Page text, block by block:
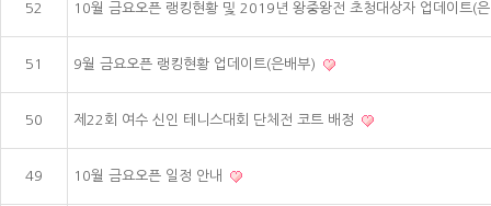
52 10월 금요오픈 랭킹현황 및 2019년 왕중왕전 초청대상자 업데이트(
51 9월 금요오픈 랭킹현황 업데이트(은배부)
50 제22회 여수 신인 테니스대회 단체전 코트 배정
49 10월 금요오픈 일정 안내